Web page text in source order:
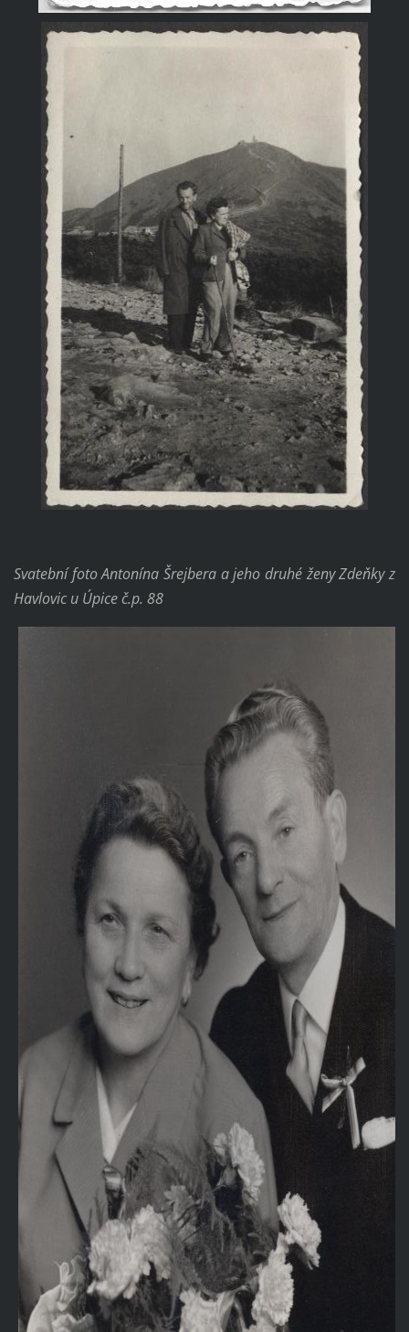
Svatební foto Antonína Šrejbera a jeho druhé ženy Zdeňky z
Havlovic u Úpice č.p. 88